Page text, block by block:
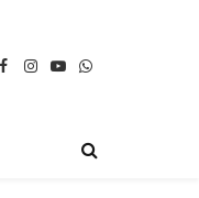
Facebook
Instagram
YouTubeWhatsApp